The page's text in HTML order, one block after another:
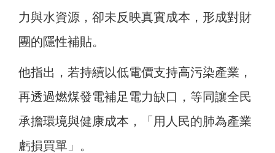
力與水資源，卻未反映真實成本，形成對財
團的隱性補貼。
他指出，若持續以低電價支持高污染產業，
再透過燃煤發電補足電力缺口，等同讓全民
承擔環境與健康成本，「用人民的肺為產業
虧損買單」。